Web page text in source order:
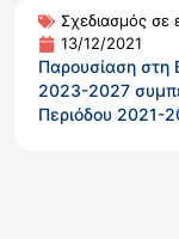
Σχεδιασμός σε
13/12/2021
Παρουσίαση στη
2023-2027
Περιόδου 2021-